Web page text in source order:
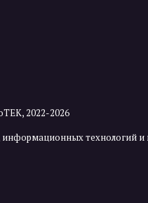
2022-2026
информационных технологий